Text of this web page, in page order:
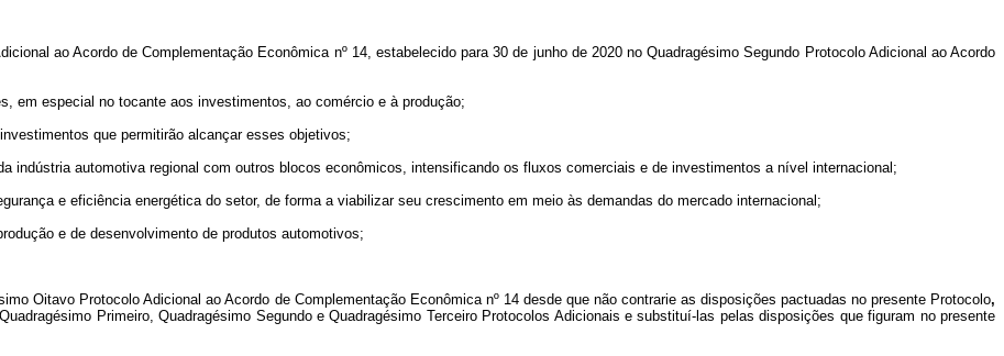
ao Acordo de Complementação Econômica nº 14, estabelecido para 30 de junho de 2020 no Quadragésimo Segundo Protocolo Adicional ao Acordo
em especial no tocante aos investimentos, ao comércio e à produção;
que permitirão alcançar esses objetivos;
indústria automotiva regional com outros blocos econômicos, intensificando os fluxos comerciais e de investimentos a nível internacional;
e eficiência energética do setor, de forma a viabilizar seu crescimento em meio às demandas do mercado internacional;
e de desenvolvimento de produtos automotivos;
Oitavo Protocolo Adicional ao Acordo de Complementação Econômica nº 14 desde que não contrarie as disposições pactuadas no presente Protocolo,
Primeiro, Quadragésimo Segundo e Quadragésimo Terceiro Protocolos Adicionais e substituí-las pelas disposições que figuram no presente